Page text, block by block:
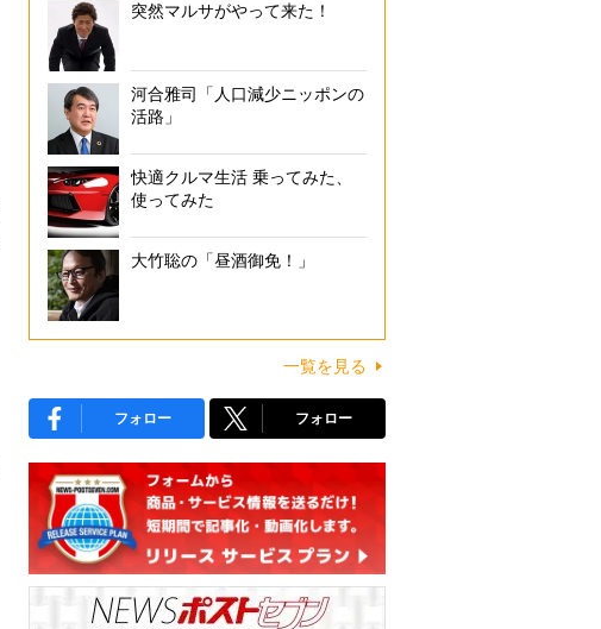
突然マルサがやって来た！
河合雅司「人口減少ニッポンの
活路」
快適クルマ生活 乗ってみた、
使ってみた
大竹聡の「昼酒御免！」
一覧を見る
フォロー フォロー